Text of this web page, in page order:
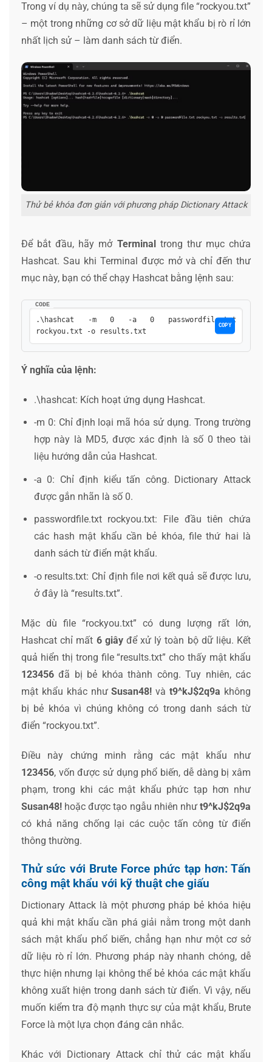
Trong ví dụ này, chúng ta sẽ sử dụng file “rockyou.txt”
– một trong những cơ sở dữ liệu mật khẩu bị rò rỉ lớn
nhất lịch sử – làm danh sách từ điển.
Thử bẻ khóa đơn giản với phương pháp Dictionary Attack
Để bắt đầu, hãy mở Terminaltrong thư mục chứa
Hashcat. Sau khi Terminal được mở và chỉ đến thư
mục này, bạn có thể chạy Hashcat bằng lệnh sau:
CODE
COPY
.\hashcat -m 0 -a 0 passwordfile.txt
rockyou.txt -o results.txt
Ý nghĩa của lệnh:
.\hashcat: Kích hoạt ứng dụng Hashcat.
-m 0: Chỉ định loại mã hóa sử dụng. Trong trường
hợp này là MD5, được xác định là số 0 theo tài
liệu hướng dẫn của Hashcat.
-a 0: Chỉ định kiểu tấn công. Dictionary Attack
được gắn nhãn là số 0.
passwordfile.txt rockyou.txt: File đầu tiên chứa
các hash mật khẩu cần bẻ khóa, file thứ hai là
danh sách từ điển mật khẩu.
-o results.txt: Chỉ định file nơi kết quả sẽ được lưu,
ở đây là “results.txt”.
Mặc dù file “rockyou.txt” có dung lượng rất lớn,
Hashcat chỉ mất 6 giâyđể xử lý toàn bộ dữ liệu. Kết
quả hiển thị trong file “results.txt” cho thấy mật khẩu
123456 đã bị bẻ khóa thành công. Tuy nhiên, các
mật khẩu khác nhưSusan48! vàt9^kJ$2q9a không
bị bẻ khóa vì chúng không có trong danh sách từ
điển “rockyou.txt”.
Điều này chứng minh rằng các mật khẩu như
123456, vốn được sử dụng phổ biến, dễ dàng bị xâm
phạm, trong khi các mật khẩu phức tạp hơn như
Susan48! hoặc được tạo ngẫu nhiên như t9^kJ$2q9a
có khả năng chống lại các cuộc tấn công từ điển
thông thường.
Thử sức với Brute Force phức tạp hơn: Tấn
công mật khẩu với kỹ thuật che giấu
Dictionary Attack là một phương pháp bẻ khóa hiệu
quả khi mật khẩu cần phá giải nằm trong một danh
sách mật khẩu phổ biến, chẳng hạn như một cơ sở
dữ liệu rò rỉ lớn. Phương pháp này nhanh chóng, dễ
thực hiện nhưng lại không thể bẻ khóa các mật khẩu
không xuất hiện trong danh sách từ điển. Vì vậy, nếu
muốn kiểm tra độ mạnh thực sự của mật khẩu, Brute
Force là một lựa chọn đáng cân nhắc.
Khác với Dictionary Attack chỉ thử các mật khẩu